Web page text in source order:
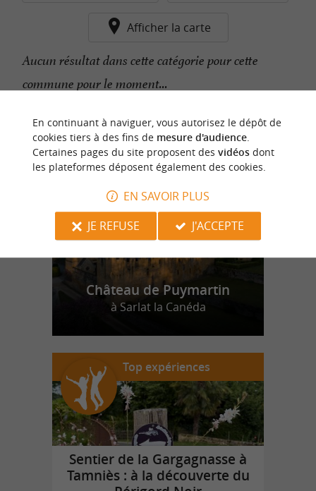
Afficher la carte
Aucun résultat dans cette catégorie pour cette
commune pour le moment...
n
o
t
r
e
c
o
u
p
d
e
c
o
e
u
r
Château de Puymartin
à Sarlat la Canéda
Top expériences
Sentier de la Gargagnasse à
Tamniès : à la découverte du
En continuant à naviguer, vous autorisez le dépôt de
cookies tiers à des fins de mesure d'audience.
Certaines pages du site proposent des vidéosdont
les plateformes déposent également des cookies.
EN SAVOIR PLUS
JE REFUSE
J'ACCEPTE